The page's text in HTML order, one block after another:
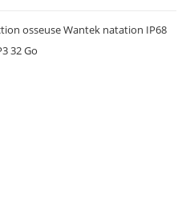
osseuse Wantek natation IP68
32 Go